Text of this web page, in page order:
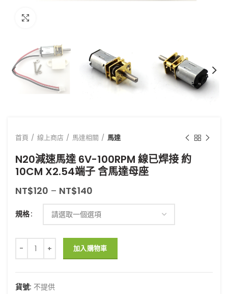
首頁 線上商店 馬達相關 馬達
N20減速馬達 6V-100RPM 線已焊接 約
10CM X2.54端子 含馬達母座
NT$120 – NT$140
規格
N20減速馬達 6V-100RPM 線已焊接 約10CM X2.54端子 含馬達母
加入購物車
貨號: 不提供